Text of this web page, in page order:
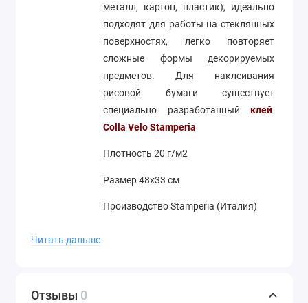
металл, картон, пластик), идеально
подходят для работы на стеклянных
поверхностях, легко повторяет
сложные формы декорируемых
предметов. Для наклеивания
рисовой бумаги существует
специально разработанный
клей
Colla Velo Stamperia
Плотность 20 г/м2
Размер 48х33 см
Производство Stamperia (Италия)
Читать дальше
Отзывы 0